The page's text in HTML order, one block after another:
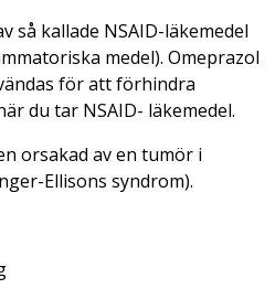
så kallade NSAID-läkemedel
medel). Omeprazol
för att förhindra
du tar NSAID- läkemedel.
orsakad av en tumör i
Ellisons syndrom).